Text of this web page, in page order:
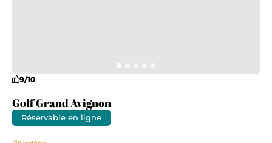
Golf Grand Avignon
9/10
Réservable en ligne